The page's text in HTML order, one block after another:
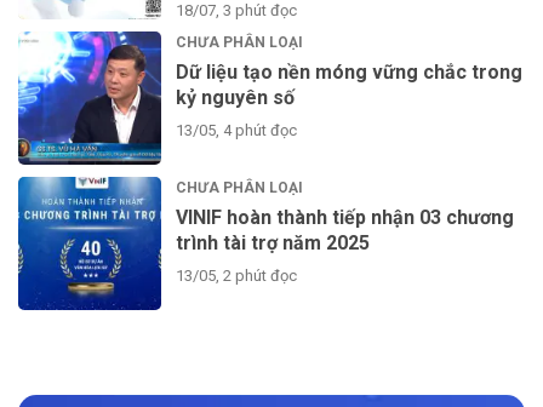
18/07, 3 phút đọc
CHƯA PHÂN LOẠI
Dữ liệu tạo nền móng vững chắc trong
kỷ nguyên số
13/05, 4 phút đọc
CHƯA PHÂN LOẠI
VINIF hoàn thành tiếp nhận 03 chương
trình tài trợ năm 2025
13/05, 2 phút đọc